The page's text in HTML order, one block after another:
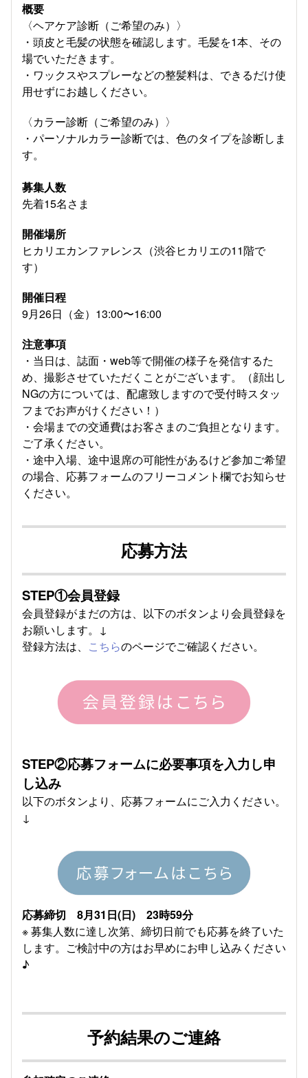
概要
〈ヘアケア診断（ご希望のみ）〉
・頭皮と毛髪の状態を確認します。毛髪を1本、その
場でいただきます。
・ワックスやスプレーなどの整髪料は、できるだけ使
用せずにお越しください。
〈カラー診断（ご希望のみ）〉
・パーソナルカラー診断では、色のタイプを診断しま
す。
募集人数
先着15名さま
開催場所
ヒカリエカンファレンス（渋谷ヒカリエの11階で
す）
開催日程
9月26日（金）13:00〜16:00
注意事項
・当日は、誌面・web等で開催の様子を発信するた
め、撮影させていただくことがございます。（顔出し
NGの方については、配慮致しますので受付時スタッ
フまでお声がけください！）
・会場までの交通費はお客さまのご負担となります。
ご了承ください。
・途中入場、途中退席の可能性があるけど参加ご希望
の場合、応募フォームのフリーコメント欄でお知らせ
ください。
応募方法
STEP①会員登録
会員登録がまだの方は、以下のボタンより会員登録を
お願いします。↓
登録方法は、 こちらのページでご確認ください。
STEP②応募フォームに必要事項を入力し申
し込み
以下のボタンより、応募フォームにご入力ください。
↓
応募締切 8月31日(日) 23時59分
※ 募集人数に達し次第、締切日前でも応募を終了いた
します。ご検討中の方はお早めにお申し込みください
♪
予約結果のご連絡